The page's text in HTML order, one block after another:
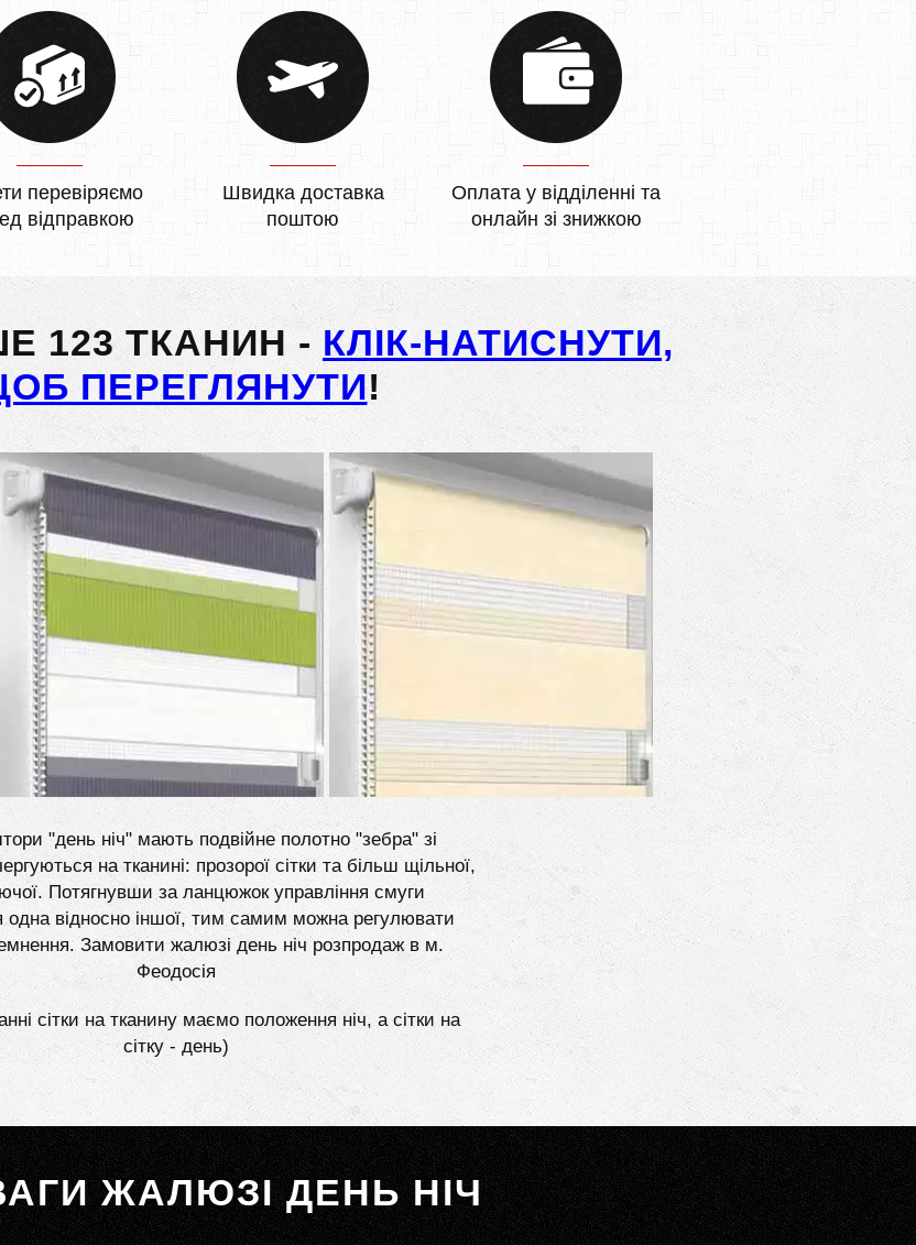
перевіряємо
відправкою
Швидка доставка
поштою
Оплата у відділенні та
онлайн зі знижкою
123 ТКАНИН - КЛІК-НАТИСНУТИ,
ПЕРЕГЛЯНУТИ!
"день ніч" мають подвійне полотно "зебра" зі
на тканині: прозорої сітки та більш щільної,
Потягнувши за ланцюжок управління смуги
одна відносно іншої, тим самим можна регулювати
Замовити жалюзі день ніч розпродаж в м.
Феодосія
сітки на тканину маємо положення ніч, а сітки на
сітку - день)
ЖАЛЮЗІ ДЕНЬ НІЧ